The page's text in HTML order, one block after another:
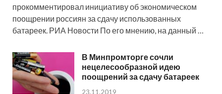
прокомментировал инициативу об экономическом
поощрении россиян за сдачу использованных
батареек. РИА Новости По его мнению, на данный …
В Минпромторге сочли
нецелесообразной идею
поощрений за сдачу батареек
23.11.2019